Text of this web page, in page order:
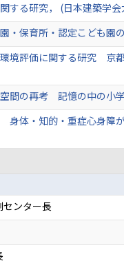
する研究， (日本建築学
保育所・認定こども園
境評価に関する研究 京
間の再考 記憶の中の小
体・知的・重症心身障
ンター長